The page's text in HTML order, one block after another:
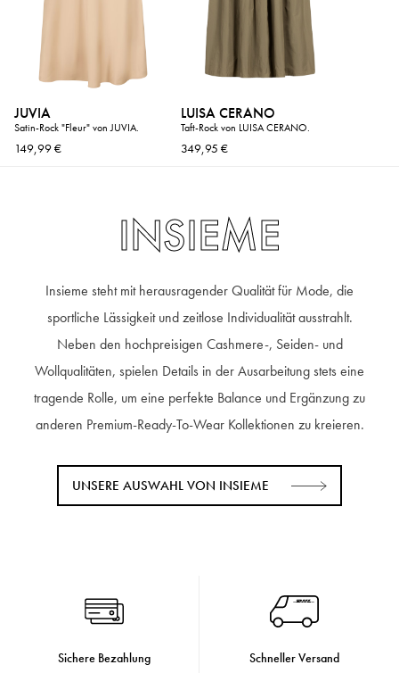
JUVIA
Satin-Rock "Fleur" von JUVIA.
149,99 €
LUISA CERANO
Taft-Rock von LUISA CERANO.
349,95 €
INSIEME
Insieme steht mit herausragender Qualität für Mode, die
sportliche Lässigkeit und zeitlose Individualität ausstrahlt.
Neben den hochpreisigen Cashmere-, Seiden- und
Wollqualitäten, spielen Details in der Ausarbeitung stets eine
tragende Rolle, um eine perfekte Balance und Ergänzung zu
anderen Premium-Ready-To-Wear Kollektionen zu kreieren.
UNSERE AUSWAHL VON INSIEME
Sichere Bezahlung Schneller Versand